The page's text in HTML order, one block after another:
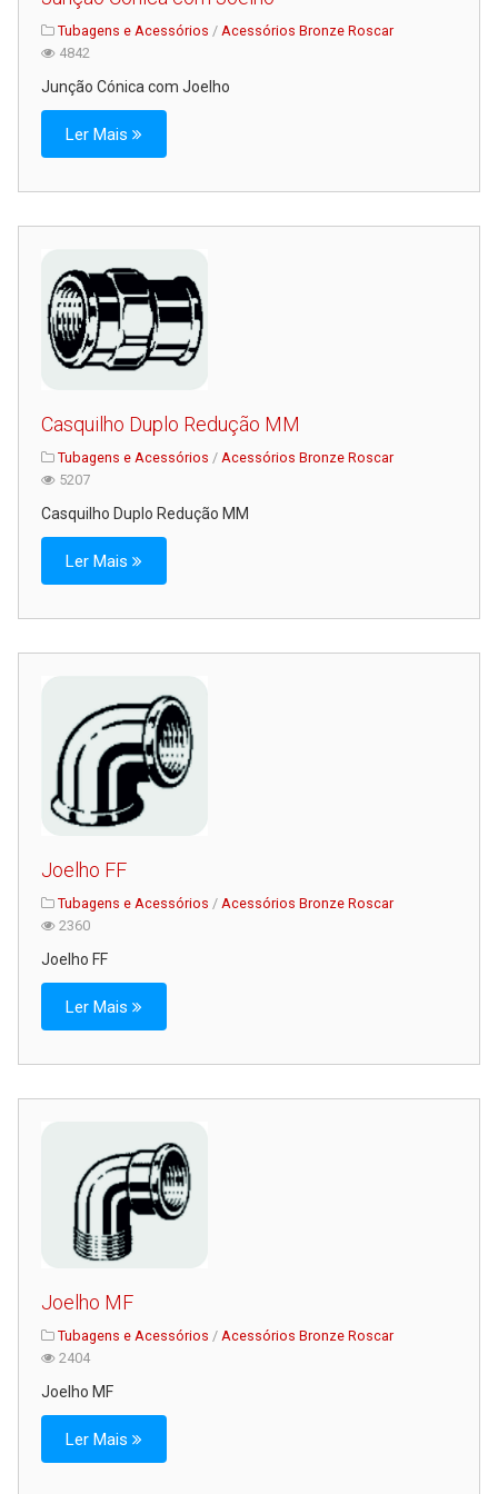
Tubagens e Acessórios / Acessórios Bronze Roscar
4842
Junção Cónica com Joelho
Ler Mais
Casquilho Duplo Redução MM
Tubagens e Acessórios / Acessórios Bronze Roscar
5207
Casquilho Duplo Redução MM
Ler Mais
Joelho FF
Tubagens e Acessórios / Acessórios Bronze Roscar
2360
Joelho FF
Ler Mais
Joelho MF
Tubagens e Acessórios / Acessórios Bronze Roscar
2404
Joelho MF
Ler Mais